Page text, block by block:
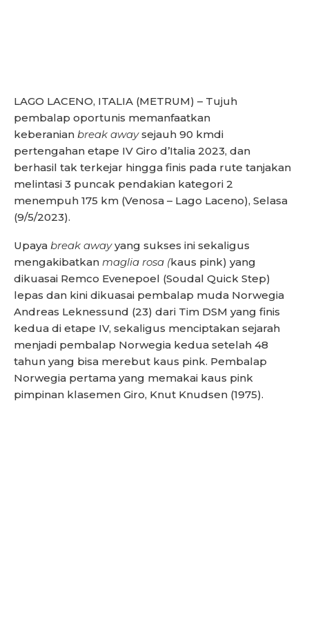
LAGO LACENO, ITALIA (METRUM) – Tujuh
pembalap oportunis memanfaatkan
keberanian break awaysejauh 90 kmdi
pertengahan etape IV Giro d’Italia 2023, dan
berhasil tak terkejar hingga finis pada rute tanjakan
melintasi 3 puncak pendakian kategori 2
menempuh 175 km (Venosa – Lago Laceno), Selasa
(9/5/2023).
Upaya break awayyang sukses ini sekaligus
mengakibatkan maglia rosa (kaus pink) yang
dikuasai Remco Evenepoel (Soudal Quick Step)
lepas dan kini dikuasai pembalap muda Norwegia
Andreas Leknessund (23) dari Tim DSM yang finis
kedua di etape IV, sekaligus menciptakan sejarah
menjadi pembalap Norwegia kedua setelah 48
tahun yang bisa merebut kaus pink. Pembalap
Norwegia pertama yang memakai kaus pink
pimpinan klasemen Giro, Knut Knudsen (1975).